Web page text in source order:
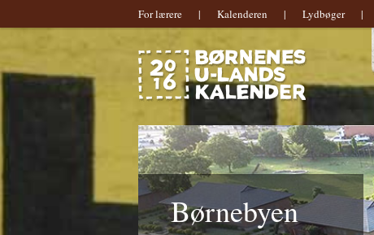
For lærere | Kalenderen | Lydbøger |
Hovedmenu
Børnebyen